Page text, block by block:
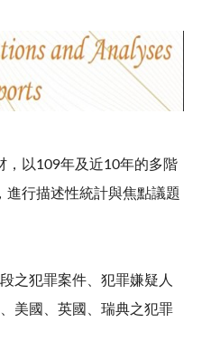
以109年及近10年的多階
進行描述性統計與焦點議題
之犯罪案件、犯罪嫌疑人
美國、英國、瑞典之犯罪